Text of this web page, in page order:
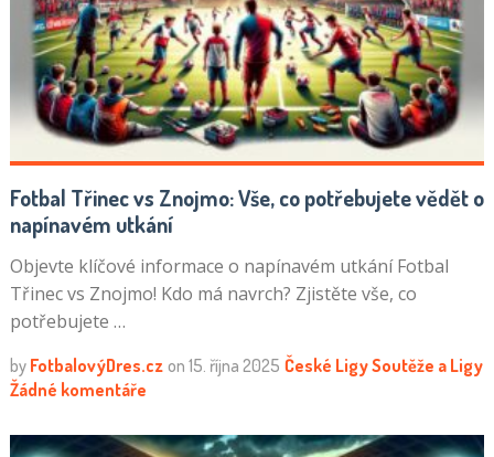
Fotbal Třinec vs Znojmo: Vše, co potřebujete vědět o
napínavém utkání
Objevte klíčové informace o napínavém utkání Fotbal
Třinec vs Znojmo! Kdo má navrch? Zjistěte vše, co
potřebujete …
by FotbalovýDres.cz on 15. října 2025 České LigySoutěže a Ligy
Žádné komentáře